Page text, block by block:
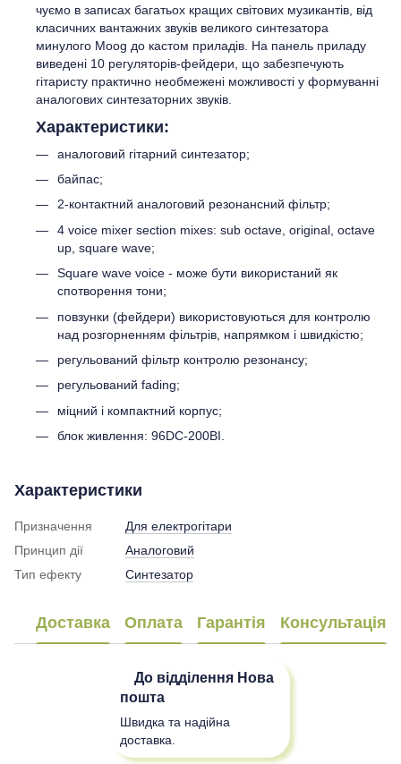
чуємо в записах багатьох кращих світових музикантів, від
класичних вантажних звуків великого синтезатора
минулого Moog до кастом приладів. На панель приладу
виведені 10 регуляторів-фейдери, що забезпечують
гітаристу практично необмежені можливості у формуванні
аналогових синтезаторних звуків.
Характеристики:
аналоговий гітарний синтезатор;
байпас;
2-контактний аналоговий резонансний фільтр;
4 voice mixer section mixes: sub octave, original, octave
up, square wave;
Square wave voice - може бути використаний як
спотворення тони;
повзунки (фейдери) використовуються для контролю
над розгорненням фільтрів, напрямком і швидкістю;
регульований фільтр контролю резонансу;
регульований fading;
міцний і компактний корпус;
блок живлення: 96DC-200BI.
Характеристики
Призначення
Для електрогітари
Принцип дії
Аналоговий
Тип ефекту
Синтезатор
Доставка Оплата Гарантія Консультація
До відділення Нова
пошта
Швидка та надійна
доставка.